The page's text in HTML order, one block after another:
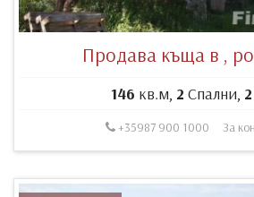
Продава къща в ,
146 кв.м, 2 Спални, 2
+35987 900 1000 За